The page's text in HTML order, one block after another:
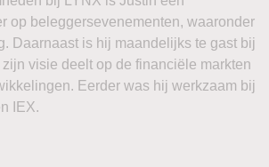
op beleggersevenementen, waaronder
Daarnaast is hij maandelijks te gast bij
visie deelt op de financiële markten
Eerder was hij werkzaam bij
IEX.